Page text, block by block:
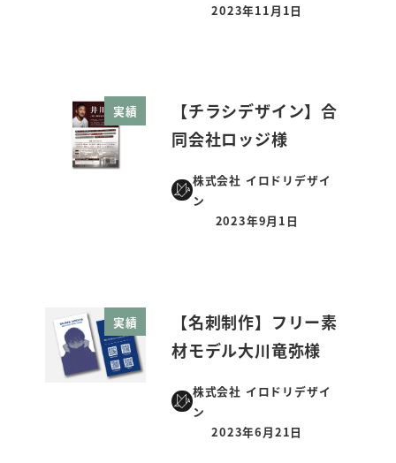
投稿日
2023年11月1日
実績
【チラシデザイン】合
同会社ロッジ様
株式会社 イロドリデザイ
ン
投稿日
2023年9月1日
実績
【名刺制作】フリー素
材モデル大川竜弥様
株式会社 イロドリデザイ
ン
投稿日
2023年6月21日